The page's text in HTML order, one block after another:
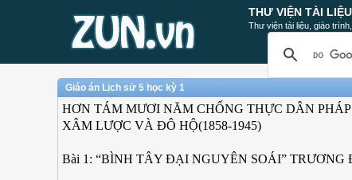
THƯ VIỆN TÀI
Thư viện tài liệu, giáo
Giáo án Lịch sử 5 học kỳ 1
HƠN TÁM MƯƠI NĂM CHỐNG THỰC DÂN PHÁP
XÂM LƯỢC VÀ ĐÔ HỘ(1858-1945)
Bài 1: “BÌNH TÂY ĐẠI NGUYÊN SOÁI” TRƯƠNG